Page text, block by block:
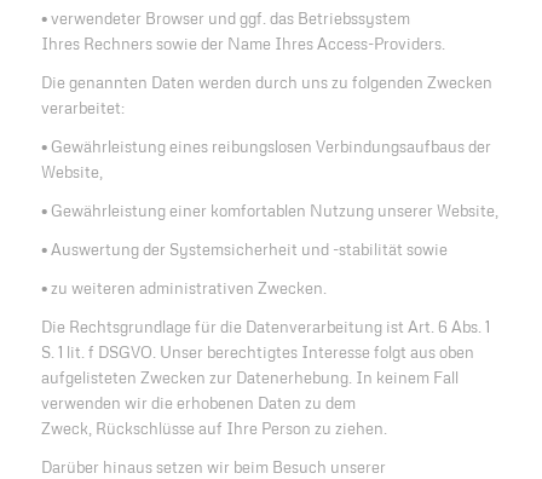
• verwendeter Browser und ggf. das Betriebssystem
Ihres Rechners sowie der Name Ihres Access-Providers.
Die genannten Daten werden durch uns zu folgenden Zwecken
verarbeitet:
• Gewährleistung eines reibungslosen Verbindungsaufbaus der
Website,
• Gewährleistung einer komfortablen Nutzung unserer Website,
• Auswertung der Systemsicherheit und -stabilität sowie
• zu weiteren administrativen Zwecken.
Die Rechtsgrundlage für die Datenverarbeitung ist Art. 6 Abs. 1
S. 1 lit. f DSGVO. Unser berechtigtes Interesse folgt aus oben
aufgelisteten Zwecken zur Datenerhebung. In keinem Fall
verwenden wir die erhobenen Daten zu dem
Zweck, Rückschlüsse auf Ihre Person zu ziehen.
Darüber hinaus setzen wir beim Besuch unserer